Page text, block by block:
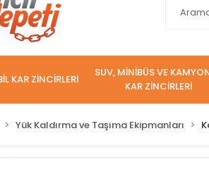
KAR ZİNCİRLERİ
SUV, MİNİBÜS VE
KAR ZİNCİRLERİ
Yük Kaldırma ve Taşıma Ekipmanları